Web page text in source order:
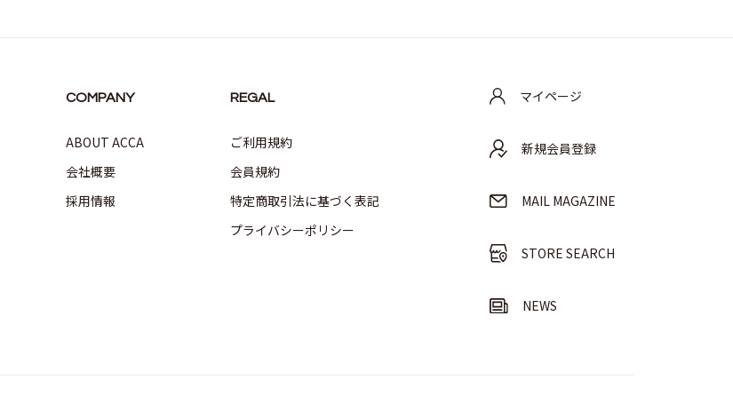
COMPANY
ABOUT ACCA
会社概要
採用情報
REGAL
ご利用規約
会員規約
特定商取引法に基づく表記
プライバシーポリシー
マイページ
新規会員登録
MAIL MAGAZINE
STORE SEARCH
NEWS